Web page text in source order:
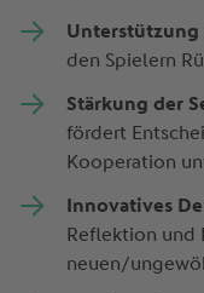
Unterstützung
den Spielern
Stärkung der
fördert
Kooperation
Innovatives
Reflektion und
neuen/